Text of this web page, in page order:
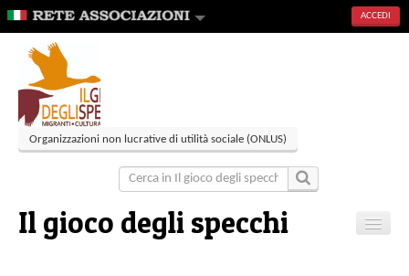
ACCEDI
Organizzazioni non lucrative di utilità sociale (ONLUS)
Il gioco degli specchi